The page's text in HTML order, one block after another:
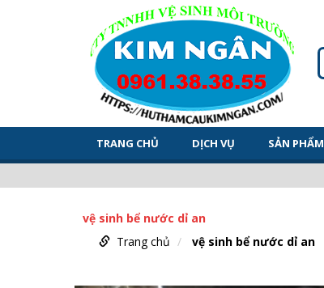
TRANG CHỦ DỊCH VỤ SẢN PHẨM
vệ sinh bể nước dỉ an
Trang chủ
vệ sinh bể nước dỉ an